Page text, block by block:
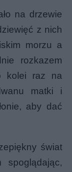
na drzewie
z nich
morzu a
rozkazem
kolei raz na
matki i
aby dać
świat
spoglądając,